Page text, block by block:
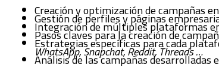
Creación y optimización de campañas
Gestión de perfiles y páginas
Integración de múltiples plataformas
Pasos claves para la creación de
Estrategias específicas para cada
WhatsApp, Snapchat, Reddit, Threads …
Análisis de las campañas desarrolladas